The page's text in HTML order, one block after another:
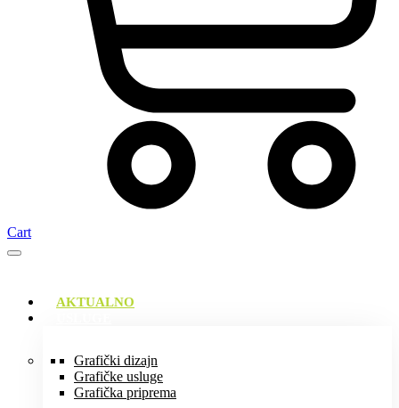
Cart
AKTUALNO
Grafički dizajn
Grafičke usluge
Grafička priprema